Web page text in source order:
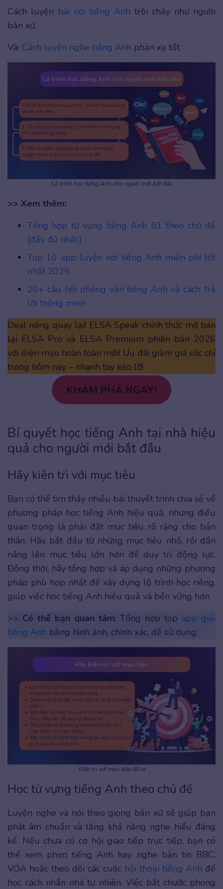
Cách luyện bài nói tiếng Anh trôi chảy như người
bản xứ.
Và: Cách luyện nghe tiếng Anh phản xạ tốt.
Lộ trình học tiếng Anh cho người mới bắt đầu
>> Xem thêm:
Tổng hợp từ vựng tiếng Anh B1 theo chủ đề
[đầy đủ nhất]
Top 10 app luyện nói tiếng Anh miễn phí tốt
nhất 2025
20+ câu hỏi phỏng vấn tiếng Anh và cách trả
lời thông minh
Deal nóng quay lại! ELSA Speak chính thức mở bán
lại ELSA Pro và ELSA Premium phiên bản 2026
với diện mạo hoàn toàn mới! Ưu đãi giảm giá sốc chỉ
trong hôm nay – nhanh tay kẻo lỡ!
KHÁM PHÁ NGAY!
Bí quyết học tiếng Anh tại nhà hiệu
quả cho người mới bắt đầu
Hãy kiên trì với mục tiêu
Bạn có thể tìm thấy nhiều bài thuyết trình chia sẻ về
phương pháp học tiếng Anh hiệu quả, nhưng điều
quan trọng là phải đặt mục tiêu rõ ràng cho bản
thân. Hãy bắt đầu từ những mục tiêu nhỏ, rồi dần
nâng lên mục tiêu lớn hơn để duy trì động lực.
Đồng thời, hãy tổng hợp và áp dụng những phương
pháp phù hợp nhất để xây dựng lộ trình học riêng,
giúp việc học tiếng Anh hiệu quả và bền vững hơn.
>> Có thể bạn quan tâm: Tổng hợp top app giải
tiếng Anh bằng hình ảnh, chính xác, dễ sử dụng
Kiên trì với mục tiêu đề ra
Học từ vựng tiếng Anh theo chủ đề
Luyện nghe và nói theo giọng bản xứ sẽ giúp bạn
phát âm chuẩn và tăng khả năng nghe hiểu đáng
kể. Nếu chưa có cơ hội giao tiếp trực tiếp, bạn có
thể xem phim tiếng Anh hay, nghe bản tin BBC,
VOA hoặc theo dõi các cuộc hội thoại tiếng Anh để
học cách nhấn nhá tự nhiên. Việc bắt chước phong